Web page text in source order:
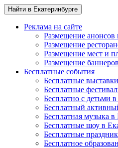
Найти в Екатеринбурге
Реклама на сайте
Размещение анонсов
Размещение
Размещение мест и
Размещение баннеров
Бесплатные события
Бесплатные
Бесплатные
Бесплатно с детьми
Бесплатный
Бесплатная музыка в
Бесплатные шоу в
Бесплатные
Бесплатное